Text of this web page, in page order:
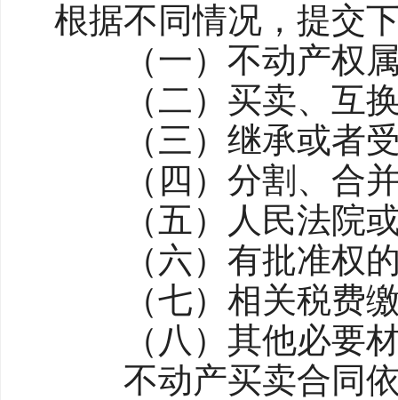
根据不同情况，提交
（一）不动产权属
（二）买卖、互换
（三）继承或者受
（四）分割、合并
（五）人民法院或
（六）有批准权的
（七）相关税费缴
（八）其他必要
不动产买卖合同依